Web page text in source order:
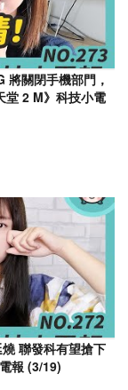
關閉手機部門，
堂 2 M》科技小電
聯發科有望搶下
報 (3/19)